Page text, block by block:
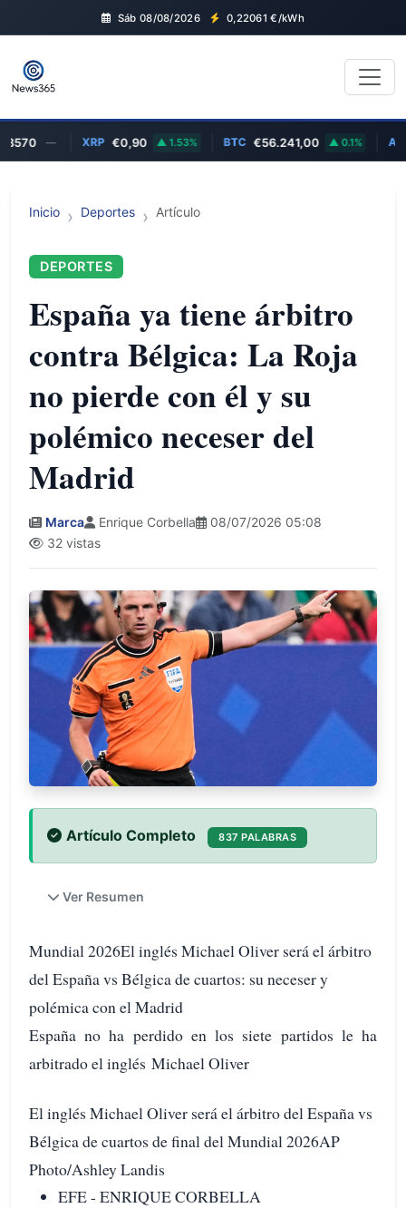
Sáb 08/08/2026 0,22061 €/kWh
— €0,90 1.53% €56.241,00 0.1% ADA
Inicio Deportes Artículo
DEPORTES
España ya tiene árbitro
contra Bélgica: La Roja
no pierde con él y su
polémico neceser del
Madrid
Marca Enrique Corbella
08/07/2026 05:08
32 vistas
Artículo Completo 837 PALABRAS
Ver Resumen
Mundial 2026El inglés Michael Oliver será el árbitro
del España vs Bélgica de cuartos: su neceser y
polémica con el Madrid
España no ha perdido en los siete partidos le ha
arbitrado el inglés Michael Oliver
El inglés Michael Oliver será el árbitro del España vs
Bélgica de cuartos de final del Mundial 2026AP
Photo/Ashley Landis
EFE - ENRIQUE CORBELLA